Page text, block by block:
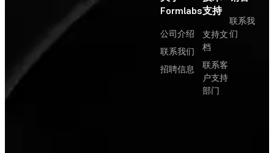
Formlabs
公司介绍
联系我们
招聘信息
支持
支持文
档
联系客
户支持
部门
联系我
们